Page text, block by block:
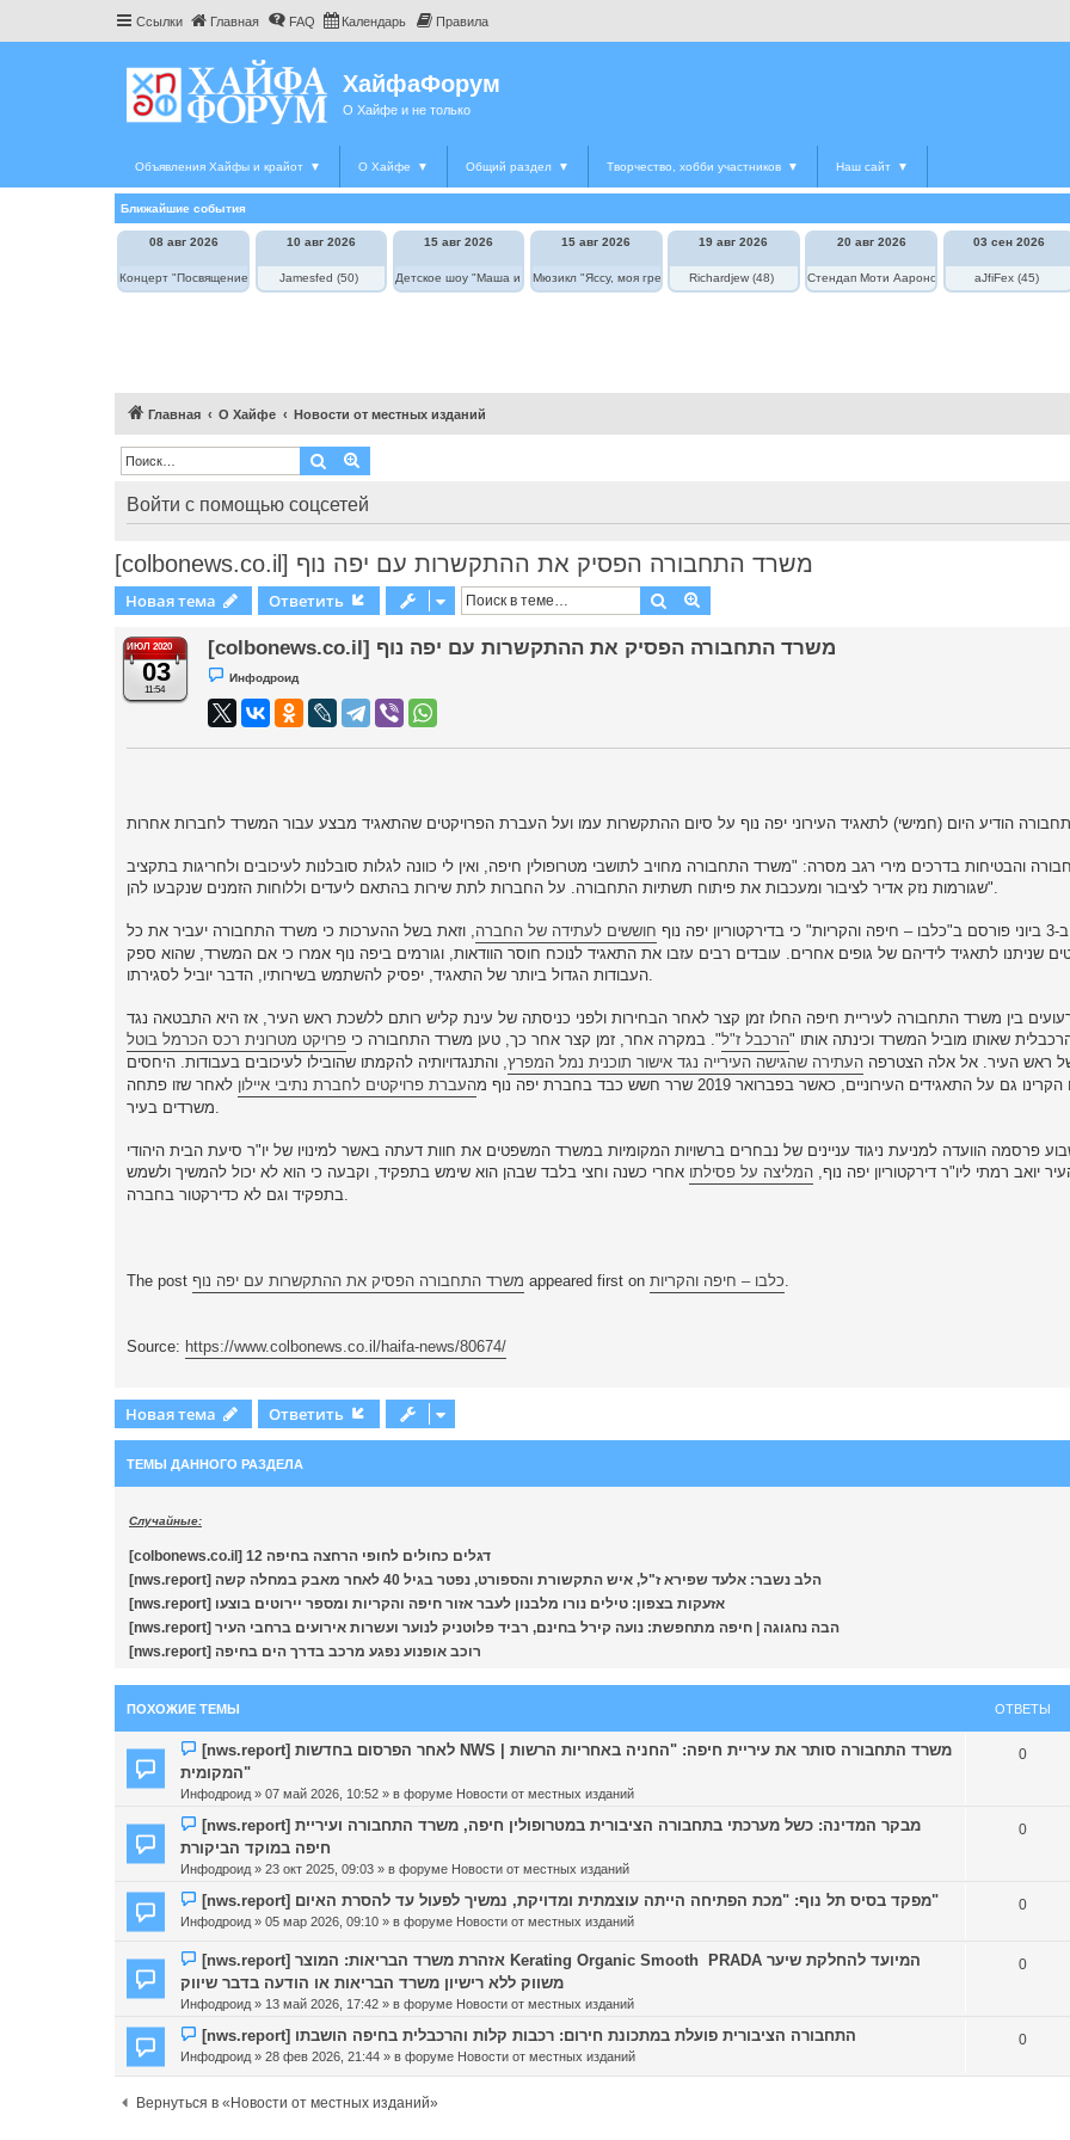
Ссылки Главная FAQ Календарь Правила
ХайфаФорум
О Хайфе и не только
Объявления Хайфы и крайот ▼ О Хайфе ▼ Общий раздел ▼ Творчество, хобби участников ▼ Наш сайт ▼
Ближайшие события
08 авг 2026
Концерт "Посвящение Элле Фицджеральд"
10 авг 2026
Jamesfed (50)
15 авг 2026
Детское шоу "Маша и Медведь в цирке"
15 авг 2026
Мюзикл "Яссу, моя греческая любовь"
19 авг 2026
Richardjew (48)
20 авг 2026
Стендап Моти Аароновича
03 сен 2026
aJfiFex (45)
Главная О Хайфе Новости от местных изданий
Поиск
Войти с помощью соцсетей
[colbonews.co.il] משרד התחבורה הפסיק את ההתקשרות עם יפה נוף
Новая тема Ответить Поиск
ИЮЛ 2020
03
11:54
[colbonews.co.il] משרד התחבורה הפסיק את ההתקשרות עם יפה נוף
Н
е
п
р
о
с
о
о
е
и
е
Инфодроид
והבטיחות בדרכים מירי רגב מסרה: "משרד התחבורה מחויב לתושבי מטרופולין חיפה, ואין לי כוונה לגלות סובלנות לעיכובים ולחריגות בתקציב
שגורמות נזק אדיר לציבור ומעכבות את פיתוח תשתיות התחבורה. על החברות לתת שירות בהתאם ליעדים וללוחות הזמנים שנקבעו להן".
יפה נוף חוששים לעתידה של החברה, וזאת בשל ההערכות כי משרד התחבורה יעביר את כל
שניתנו לתאגיד לידיהם של גופים אחרים. עובדים רבים עזבו את התאגיד לנוכח חוסר הוודאות, וגורמים ביפה נוף אמרו כי אם המשרד, שהוא ספק
העבודות הגדול ביותר של התאגיד, יפסיק להשתמש בשירותיו, הדבר יוביל לסגירתו.
בין משרד התחבורה לעיריית חיפה החלו זמן קצר לאחר הבחירות ולפני כניסתה של עינת קליש רותם ללשכת ראש העיר, אז היא התבטאה נגד
שאותו מוביל המשרד וכינתה אותו "הרכבל ז"ל". במקרה אחר, זמן קצר אחר כך, טען משרד התחבורה כי פרויקט מטרונית רכס הכרמל בוטל
ראש העיר. אל אלה הצטרפה העתירה שהגישה העירייה נגד אישור תוכנית נמל המפרץ, והתנגדויותיה להקמתו שהובילו לעיכובים בעבודות. היחסים
גם על התאגידים העירוניים, כאשר בפברואר 2019 שרר חשש כבד בחברת יפה נוף מ
העברת פרויקטים לחברת נתיבי איילון לאחר שזו פתחה
משרדים בעיר.
פרסמה הוועדה למניעת ניגוד עניינים של נבחרים ברשויות המקומיות במשרד המשפטים את חוות דעתה באשר למינויו של יו"ר סיעת הבית היהודי
יואב רמתי ליו"ר דירקטוריון יפה נוף, המליצה על פסילתו אחרי כשנה וחצי בלבד שבהן הוא שימש בתפקיד, וקבעה כי הוא לא יכול להמשיך ולשמש
בתפקיד וגם לא כדירקטור בחברה.
The post משרד התחבורה הפסיק את ההתקשרות עם יפה נוף appeared first on כלבו – חיפה והקריות.
Source: https://www.colbonews.co.il/haifa-news/80674/
Новая тема Ответить
ТЕМЫ ДАННОГО РАЗДЕЛА
Случайные:
[colbonews.co.il] 12 דגלים כחולים לחופי הרחצה בחיפה
[nws.report] הלב נשבר: אלעד שפירא ז"ל, איש התקשורת והספורט, נפטר בגיל 40 לאחר מאבק במחלה קשה
[nws.report] אזעקות בצפון: טילים נורו מלבנון לעבר אזור חיפה והקריות ומספר יירוטים בוצעו
[nws.report] הבה נחגוגה | חיפה מתחפשת: נועה קירל בחינם, רביד פלוטניק לנוער ועשרות אירועים ברחבי העיר
[nws.report] רוכב אופנוע נפגע מרכב בדרך הים בחיפה
ПОХОЖИЕ ТЕМЫ ОТВЕТЫ
Н
о
о
е
с
о
щ
н
и
[nws.report] לאחר הפרסום בחדשות NWS | משרד התחבורה סותר את עיריית חיפה: "החניה באחריות הרשות
המקומית"
Инфодроид » 07 май 2026, 10:52 » в форуме Новости от местных изданий
0
Н
о
о
е
с
о
е
н
и
[nws.report] מבקר המדינה: כשל מערכתי בתחבורה הציבורית במטרופולין חיפה, משרד התחבורה ועיריית
חיפה במוקד הביקורת
Инфодроид » 23 окт 2025, 09:03 » в форуме Новости от местных изданий
0
Н
о
о
о
о
б
н
[nws.report] מפקד בסיס תל נוף: "מכת הפתיחה הייתה עוצמתית ומדויקת, נמשיך לפעול עד להסרת האיום"
Инфодроид » 05 мар 2026, 09:10 » в форуме Новости от местных изданий
0
Н
о
о
е
с
б
[nws.report] אזהרת משרד הבריאות: המוצר Kerating Organic Smooth PRADA המיועד להחלקת שיער
משווק ללא רישיון משרד הבריאות או הודעה בדבר שיווק
Инфодроид » 13 май 2026, 17:42 » в форуме Новости от местных изданий
0
Н
о
е
[nws.report] התחבורה הציבורית פועלת במתכונת חירום: רכבות קלות והרכבלית בחיפה הושבתו
Инфодроид » 28 фев 2026, 21:44 » в форуме Новости от местных изданий
0
Вернуться в «Новости от местных изданий»